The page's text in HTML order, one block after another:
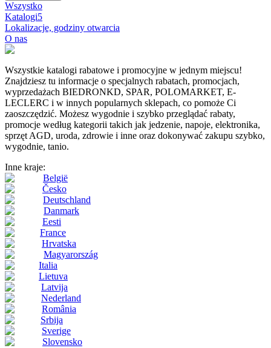
Wszystko
Katalogi5
Lokalizacje, godziny otwarcia
O nas
Wszystkie katalogi rabatowe i promocyjne w jednym miejscu!
Znajdziesz tu informacje o specjalnych rabatach, promocjach,
wyprzedażach BIEDRONKD, SPAR, POLOMARKET, E-
LECLERC i w innych popularnych sklepach, co pomoże Ci
zaoszczędzić. Możesz wygodnie i szybko przeglądać rabaty,
promocje według kategorii takich jak jedzenie, napoje, elektronika,
sprzęt AGD, uroda, zdrowie i inne oraz dokonywać zakupu szybko,
wygodnie, tanio.
Inne kraje:
België
Česko
Deutschland
Danmark
Eesti
France
Hrvatska
Magyarország
Italia
Lietuva
Latvija
Nederland
România
Srbija
Sverige
Slovensko